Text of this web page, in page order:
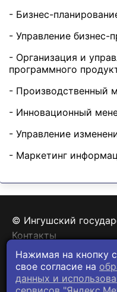
- Бизнес-
- Управление бизнес-
- Организация и
программного
- Производственный
- Инновационный
- Управление
- Маркетинг
© Ингушский
Контакты
Политика
Нажимая на кнопку
свое согласие на
данных и